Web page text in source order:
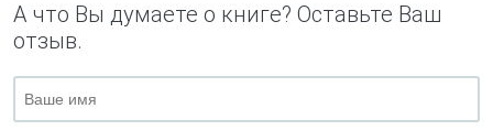
А что Вы думаете о книге? Оставьте Ваш
отзыв.